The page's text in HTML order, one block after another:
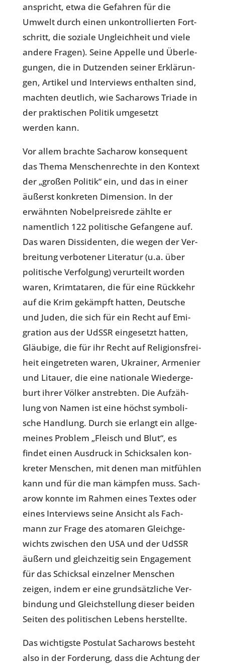
anspricht, etwa die Gefah­ren für die
Umwelt durch einen unkon­trol­lier­ten Fort­
schritt, die soziale Ungleich­heit und viele
andere Fragen). Seine Appelle und Über­le­
gun­gen, die in Dut­zen­den seiner Erklä­run­
gen, Artikel und Inter­views ent­hal­ten sind,
machten deut­lich, wie Sach­a­rows Triade in
der prak­ti­schen Politik umge­setzt
werden kann.
Vor allem brachte Sach­a­row kon­se­quent
das Thema Men­schen­rechte in den Kontext
der „großen Politik“ ein, und das in einer
äußerst kon­kre­ten Dimen­sion. In der
erwähn­ten Nobel­preis­rede zählte er
nament­lich 122 poli­ti­sche Gefan­gene auf.
Das waren Dis­si­den­ten, die wegen der Ver­
brei­tung ver­bo­te­ner Lite­ra­tur (u.a. über
poli­ti­sche Ver­fol­gung) ver­ur­teilt worden
waren, Krim­ta­ta­ren, die für eine Rück­kehr
auf die Krim gekämpft hatten, Deut­sche
und Juden, die sich für ein Recht auf Emi­
gra­tion aus der UdSSR ein­ge­setzt hatten,
Gläu­bige, die für ihr Recht auf Reli­gi­ons­frei­
heit ein­ge­tre­ten waren, Ukrai­ner, Arme­nier
und Litauer, die eine natio­nale Wie­der­ge­
burt ihrer Völker anstreb­ten. Die Auf­zäh­
lung von Namen ist eine höchst sym­bo­li­
sche Hand­lung. Durch sie erlangt ein all­ge­
mei­nes Problem „Fleisch und Blut“, es
findet einen Aus­druck in Schick­sa­len kon­
kre­ter Men­schen, mit denen man mit­füh­len
kann und für die man kämpfen muss. Sach­
a­row konnte im Rahmen eines Textes oder
eines Inter­views seine Ansicht als Fach­
mann zur Frage des ato­ma­ren Gleich­ge­
wichts zwi­schen den USA und der UdSSR
äußern und gleich­zei­tig sein Enga­ge­ment
für das Schick­sal ein­zel­ner Men­schen
zeigen, indem er eine grund­sätz­li­che Ver­
bin­dung und Gleich­stel­lung dieser beiden
Seiten des poli­ti­schen Lebens herstellte.
Das wich­tigste Pos­tu­lat Sach­a­rows besteht
also in der For­de­rung, dass die Achtung der